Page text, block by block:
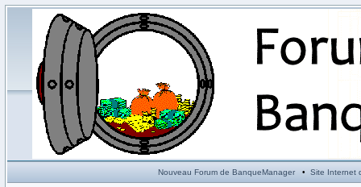
Nouveau Forum de BanqueManager• Site Internet